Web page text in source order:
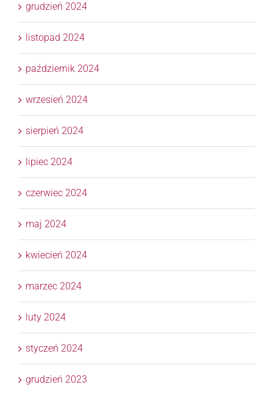
grudzień 2024
listopad 2024
październik 2024
wrzesień 2024
sierpień 2024
lipiec 2024
czerwiec 2024
maj 2024
kwiecień 2024
marzec 2024
luty 2024
styczeń 2024
grudzień 2023